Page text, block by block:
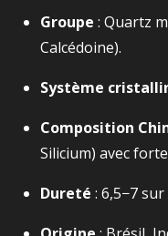
Groupe : Quartz
Calcédoine).
Système
Composition
Silicium) avec
Dureté : 6,5−7sur